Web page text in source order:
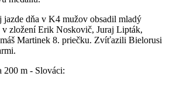
dňa v K4 mužov obsadil mladý
v zložení Erik Noskovič, Juraj Lipták,
Martinek 8. priečku. Zvíťazili Bielorusi
200 m - Slováci: